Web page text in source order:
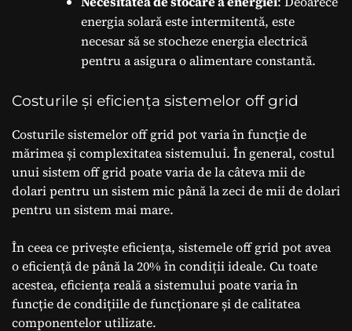
energia solară este intermitentă, este
necesar să se stocheze energia electrică
pentru a asigura o alimentare constantă.
Costurile și eficiența sistemelor off grid
Costurile sistemelor off grid pot varia în funcție de
mărimea și complexitatea sistemului. În general, costul
unui sistem off grid poate varia de la câteva mii de
dolari pentru un sistem mic până la zeci de mii de dolari
pentru un sistem mai mare.
În ceea ce privește eficiența, sistemele off grid pot avea
o eficiență de până la 20% în condiții ideale. Cu toate
acestea, eficiența reală a sistemului poate varia în
funcție de condițiile de funcționare și de calitatea
componentelor utilizate.